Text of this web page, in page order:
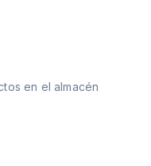
en el almacén